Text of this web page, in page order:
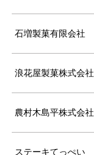
石増製菓有限会社
浪花屋製菓株式会社
農村木島平株式会社
ステーキてっぺい